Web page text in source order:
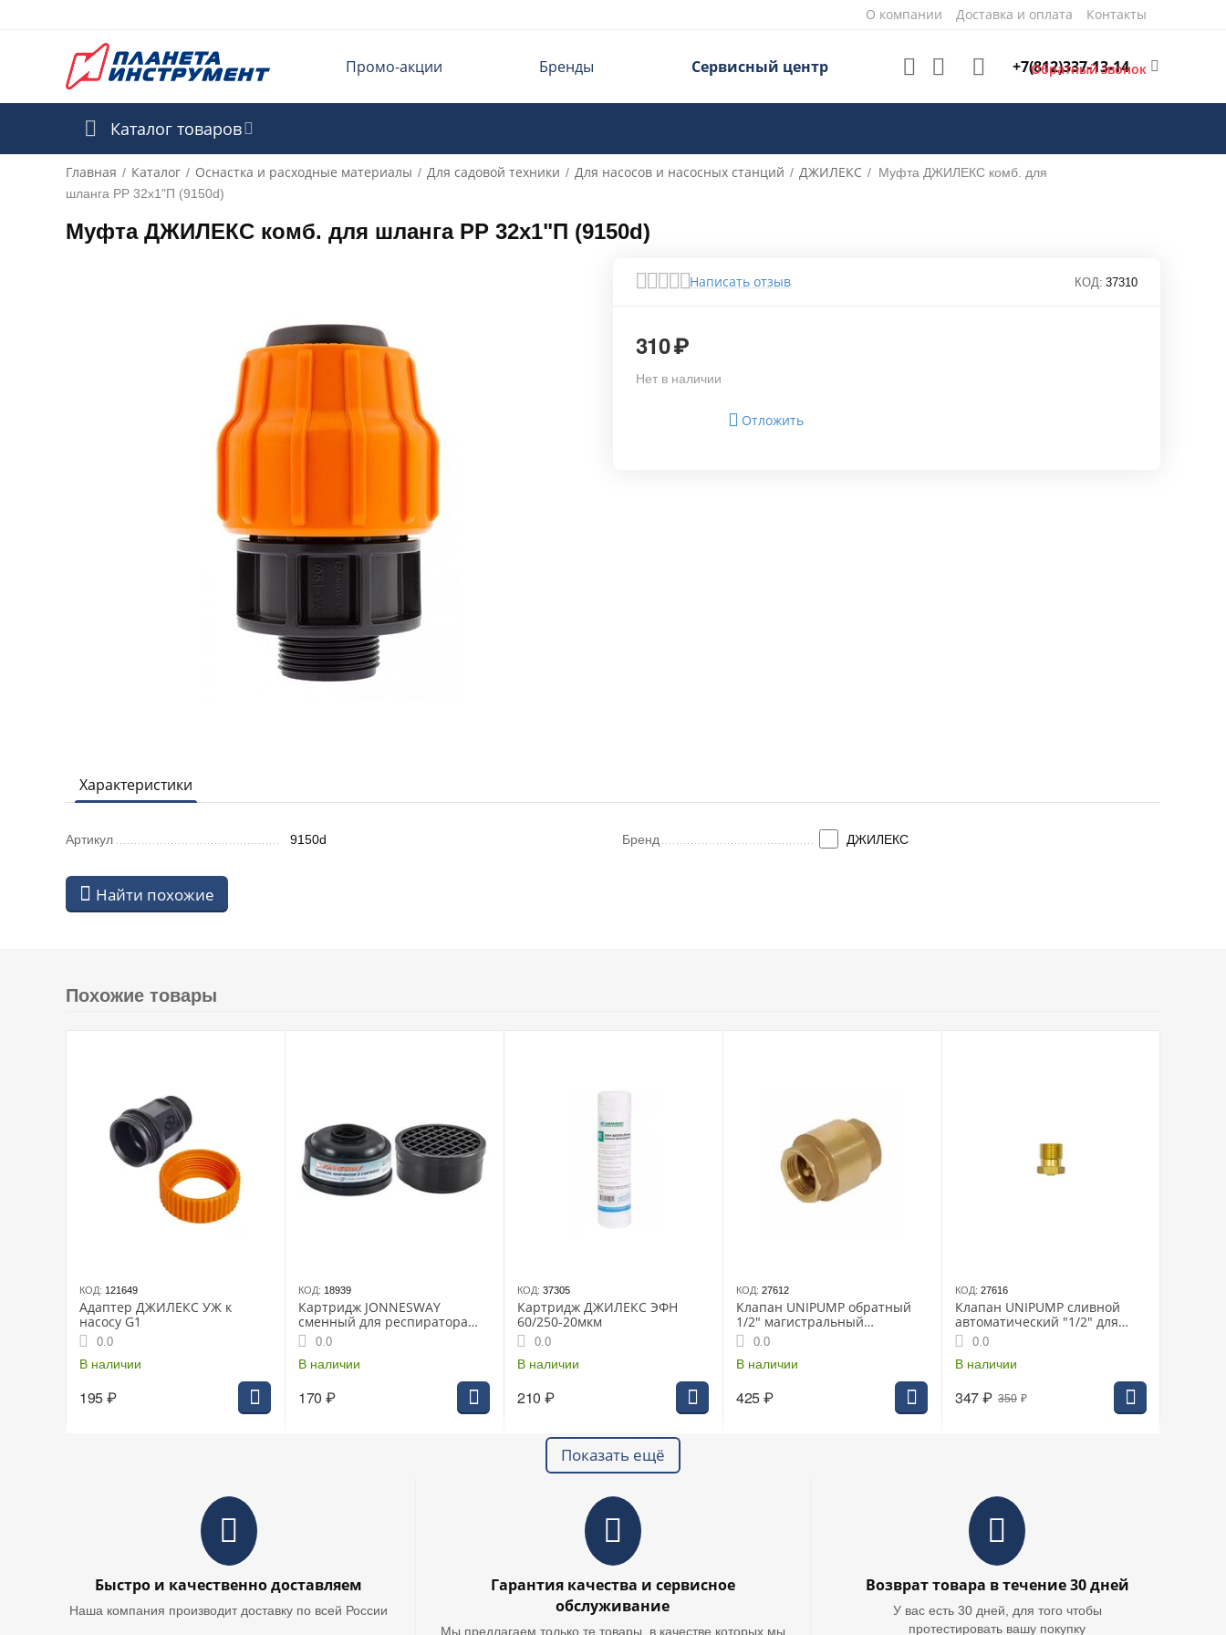
О компании Доставка и оплата Контакты
Промо-акции Бренды Сервисный центр +7(812)337-13-14
Обратный звонок
Каталог товаров
Главная / Каталог / Оснастка и расходные материалы / Для садовой техники / Для насосов и насосных станций / ДЖИЛЕКС / Муфта ДЖИЛЕКС комб. для
шланга РР 32х1"П (9150d)
Муфта ДЖИЛЕКС комб. для шланга РР 32х1"П (9150d)
Написать отзыв КОД: 37310
310₽
Нет в наличии
Отложить
Характеристики
Артикул 9150d Бренд ДЖИЛЕКС
Найти похожие
Похожие товары
КОД: 121649
Адаптер ДЖИЛЕКС УЖ к
насосу G1
0.0
В наличии
195₽
КОД: 18939
Картридж JONNESWAY
сменный для респиратора
AS-0028
0.0
В наличии
170 ₽
КОД: 37305
Картридж ДЖИЛЕКС ЭФН
60/250-20мкм
0.0
В наличии
210 ₽
КОД: 27612
Клапан UNIPUMP обратный
1/2" магистральный
(толкатель латунь) (73008)
0.0
В наличии
425₽
КОД: 27616
Клапан UNIPUMP сливной
автоматический "1/2" для
скважин
0.0
В наличии
350 ₽
347₽
Показать ещё
Быстро и качественно доставляем
Наша компания производит доставку по всей России
Гарантия качества и сервисное
обслуживание
Мы предлагаем только те товары, в качестве которых мы
Возврат товара в течение 30 дней
У вас есть 30 дней, для того чтобы
протестировать вашу покупку